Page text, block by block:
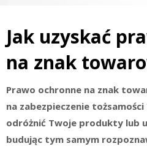
Jak uzyskać
na znak
Prawo ochronne na znak
na zabezpieczenie
odróżnić Twoje produkty lub
budując tym samym